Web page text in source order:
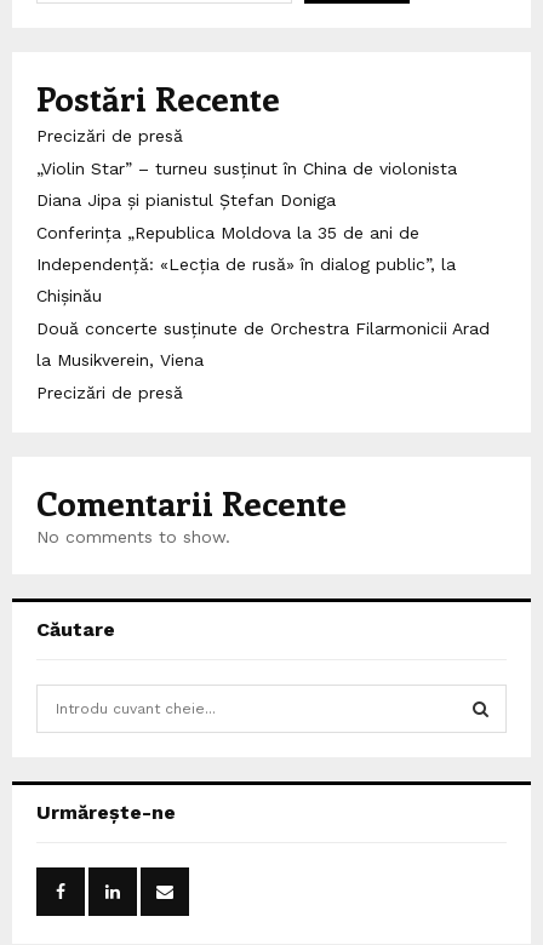
Postări Recente
Precizări de presă
„Violin Star” – turneu susținut în China de violonista
Diana Jipa și pianistul Ștefan Doniga
Conferința „Republica Moldova la 35 de ani de
Independență: «Lecția de rusă» în dialog public”, la
Chișinău
Două concerte susținute de Orchestra Filarmonicii Arad
la Musikverein, Viena
Precizări de presă
Comentarii Recente
No comments to show.
Căutare
h
Urmărește-ne